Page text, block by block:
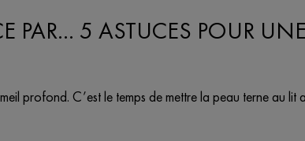
PAR... 5 ASTUCES POUR UNE
profond. C’est le temps de mettre la peau terne au lit